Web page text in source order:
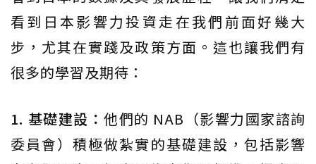
看到日本影響力投資走在我們前面好幾大
步，尤其在實踐及政策方面。這也讓我們有
很多的學習及期待：
1. 基礎建設： 他們的 NAB（影響力國家諮詢
委員會）積極做紮實的基礎建設，包括影響